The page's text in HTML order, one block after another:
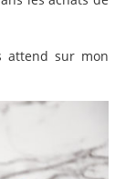
attend sur mon